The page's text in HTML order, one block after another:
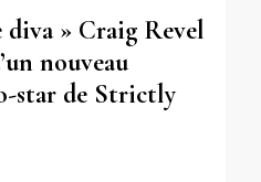
» Craig Revel
nouveau
star de Strictly